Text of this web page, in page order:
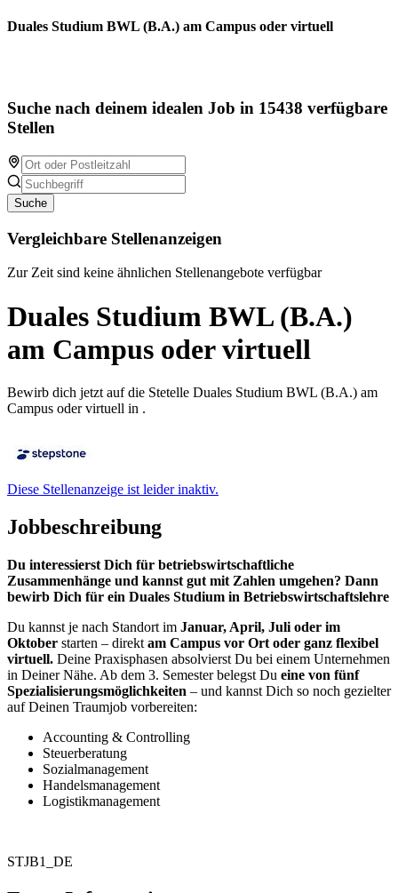
Duales Studium BWL (B.A.) am Campus oder virtuell
Suche nach deinem idealen Job in 15438 verfügbare
Stellen
Suche
Vergleichbare Stellenanzeigen
Zur Zeit sind keine ähnlichen Stellenangebote verfügbar
Duales Studium BWL (B.A.)
am Campus oder virtuell
Bewirb dich jetzt auf die Stetelle Duales Studium BWL (B.A.) am
Campus oder virtuell in .
Diese Stellenanzeige ist leider inaktiv.
Jobbeschreibung
Du interessierst Dich für betriebswirtschaftliche
Zusammenhänge und kannst gut mit Zahlen umgehen? Dann
bewirb Dich für ein Duales Studium in Betriebswirtschaftslehre
Du kannst je nach Standort im Januar, April, Juli oder im
Oktober starten – direkt am Campus vor Ort oder ganz flexibel
virtuell. Deine Praxisphasen absolvierst Du bei einem Unternehmen
in Deiner Nähe. Ab dem 3. Semester belegst Du eine von fünf
Spezialisierungsmöglichkeiten – und kannst Dich so noch gezielter
auf Deinen Traumjob vorbereiten:
Accounting & Controlling
Steuerberatung
Sozialmanagement
Handelsmanagement
Logistikmanagement
STJB1_DE